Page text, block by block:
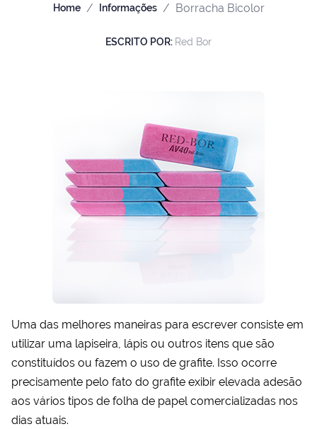
Home / Informações / Borracha Bicolor
ESCRITO POR: Red Bor
Uma das melhores maneiras para escrever consiste em
utilizar uma lapiseira, lápis ou outros itens que são
constituídos ou fazem o uso de grafite. Isso ocorre
precisamente pelo fato do grafite exibir elevada adesão
aos vários tipos de folha de papel comercializadas nos
dias atuais.